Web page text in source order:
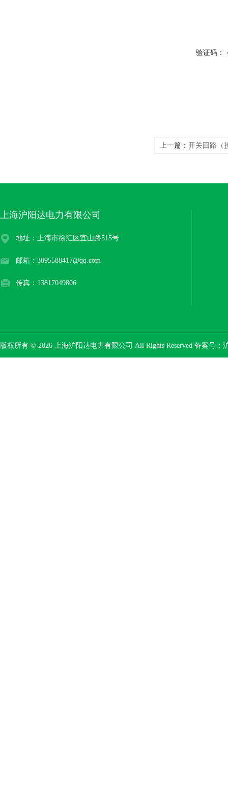
验证码：
上一篇： 开关回路（
上海沪阳达电力有限公司
地址：上海市徐汇区宜山路515号
邮箱：3895588417@qq.com
传真：13817049806
版权所有 © 2026 上海沪阳达电力有限公司 All Rights Reserved 备案号：